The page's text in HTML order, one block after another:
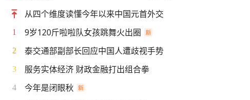
从四个维度读懂今年以来中国元首外交
1 9岁120斤啦啦队女孩跳舞火出圈
2 泰交通部副部长回应中国人遭歧视手势
3 服务实体经济 财政金融打出组合拳
4 今年是闭眼秋